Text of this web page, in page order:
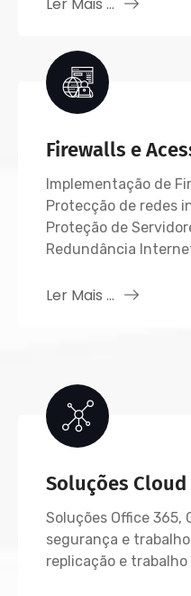
Firewalls e
Implementação de
Protecção de redes
Proteção de
Redundância
Ler Mais ...
Soluções Cloud
Soluções Office 365,
segurança e
replicação e trabalho